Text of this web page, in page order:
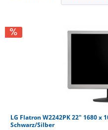
LG Flatron W2242PK 22" 1680 x
Schwarz/Silber